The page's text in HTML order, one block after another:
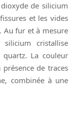
de silicium
et les vides
Au fur et à mesure
cristallise
La couleur
de traces
combinée à une